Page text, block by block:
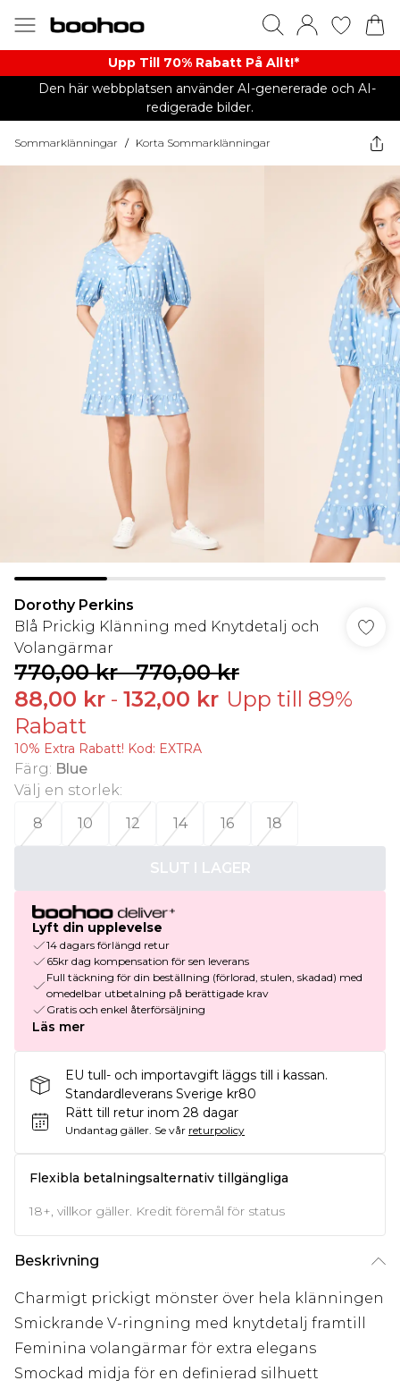
Upp Till 70% Rabatt På Allt!*
Den här webbplatsen använder AI-genererade och AI-
redigerade bilder.
Sommarklänningar / Korta Sommarklänningar
Dorothy Perkins
Blå Prickig Klänning med Knytdetalj och
Volangärmar
770,00 kr-770,00 kr
88,00 kr - 132,00 kr Upp till 89%
Rabatt
10% Extra Rabatt! Kod: EXTRA
Färg: Blue
Välj en storlek:
8
10 12 14 16 18
SLUT I LAGER
Lyft din upplevelse
14 dagars förlängd retur
65kr dag kompensation för sen leverans
Full täckning för din beställning (förlorad, stulen, skadad) med
omedelbar utbetalning på berättigade krav
Gratis och enkel återförsäljning
Läs mer
EU tull- och importavgift läggs till i kassan.
Standardleverans Sverige kr80
Rätt till retur inom 28 dagar
Undantag gäller. Se vår returpolicy
Flexibla betalningsalternativ tillgängliga
18+, villkor gäller. Kredit föremål för status
Beskrivning
Charmigt prickigt mönster över hela klänningen
Smickrande V-ringning med knytdetalj framtill
Feminina volangärmar för extra elegans
Smockad midja för en definierad silhuett